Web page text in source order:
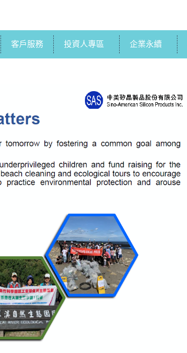
客戶服務 投資人專區 企業永續